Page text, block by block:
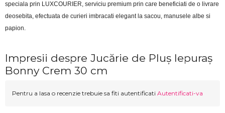
speciala prin LUXCOURIER, serviciu premium prin care beneficiati de o livrare
deosebita, efectuata de curieri imbracati elegant la sacou, manusele albe si
papion.
Impresii despre Jucărie de Pluș Iepuraș
Bonny Crem 30 cm
Pentru a lasa o recenzie trebuie sa fiti autentificati Autentificati-va